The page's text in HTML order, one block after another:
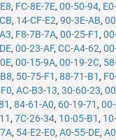
, FC-8E-7E, 00-50-94,
, 14-CF-E2, 90-3E-AB,
, F8-7B-7A, 00-25-F1 ,
, 00-23-AF, CC-A4-62,
, 00-15-9A, 00-19-2C,
, 50-75-F1 , 88-71-B1 ,
, AC-B3-13, 30-60-23,
, 84-61-A0, 60-19-71 ,
, 7C-26-34, 10-05-B1 ,
, 54-E2-E0, A0-55-DE,